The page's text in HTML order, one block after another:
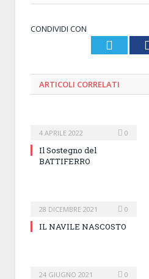
CONDIVIDI CON
Twitter
ARTICOLI CORRELATI
4 APRILE 2022 0
Il Sostegno del
BATTIFERRO
28 DICEMBRE 2021 0
IL NAVILE NASCOSTO
24 GIUGNO 2021 0